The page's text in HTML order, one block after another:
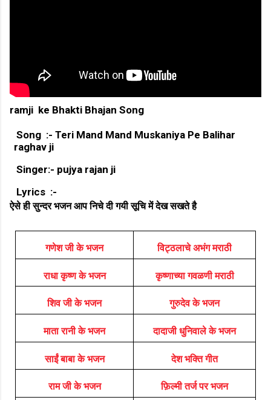
ramji ke Bhakti Bhajan Song
Song :- Teri Mand Mand Muskaniya Pe Balihar
raghav ji
Singer:- pujya rajan ji
Lyrics :-
ऐसे ही सुन्दर भजन आप निचे दी गयी सूचि में देख सखते है
गणेश जी के भजन विट्ठलाचे अभंग मराठी
राधा कृष्ण के भजन कृष्णाच्या गवळणी मराठी
शिव जी के भजन गुरुदेव के भजन
माता रानी के भजन दादाजी धुनिवाले के भजन
साईं बाबा के भजन देश भक्ति गीत
राम जी के भजन फ़िल्मी तर्ज पर भजन